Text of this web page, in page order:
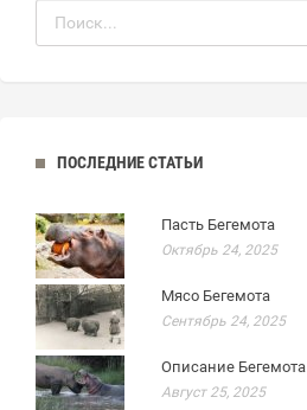
ПОСЛЕДНИЕ СТАТЬИ
Пасть Бегемота
Октябрь 24, 2025
Мясо Бегемота
Сентябрь 24, 2025
Описание Бегемота
Август 25, 2025